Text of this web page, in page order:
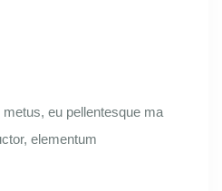
metus, eu pellentesque ma
elementum